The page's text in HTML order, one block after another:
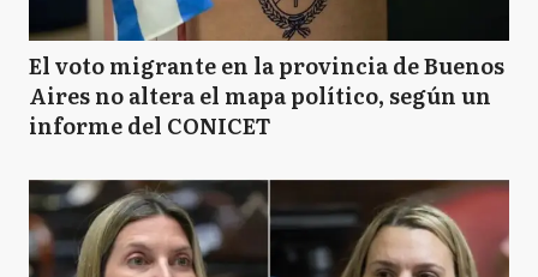
El voto migrante en la provincia de Buenos
Aires no altera el mapa político, según un
informe del CONICET